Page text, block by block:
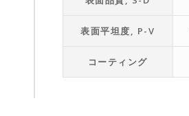
表面平坦度, P-V
コーティング